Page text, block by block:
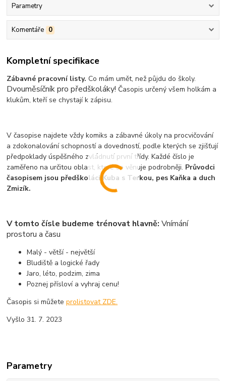
Parametry
Komentáře 0
Kompletní specifikace
Zábavné pracovní listy.Co mám umět, než půjdu do školy.
Dvouměsíčník pro předškoláky! Časopis určený všem holkám a
klukům, kteří se chystají k zápisu.
V časopise najdete vždy komiks a zábavné úkoly na procvičování
a zdokonalování schopností a dovedností, podle kterých se zjišťují
předpoklady úspěšného zvládnutí první třídy. Každé číslo je
zaměřeno na určitou oblast, které se věnuje podrobněji. Průvodci
časopisem jsou předškoláci Kuba s Terkou, pes Kaňka a duch
Zmizík.
V tomto čísle budeme trénovat hlavně:Vnímání
prostoru a času
Malý - větší - největší
Bludiště a logické řady
Jaro, léto, podzim, zima
Poznej přísloví a vyhraj cenu!
Časopis si můžeteprolistovat ZDE.
Vyšlo 31. 7. 2023
Parametry